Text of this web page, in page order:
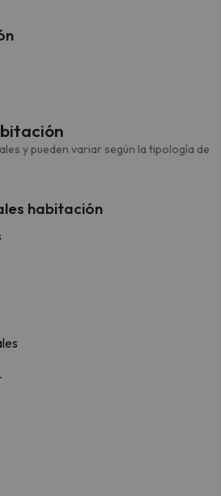
y pueden variar según la tipología de
habitación